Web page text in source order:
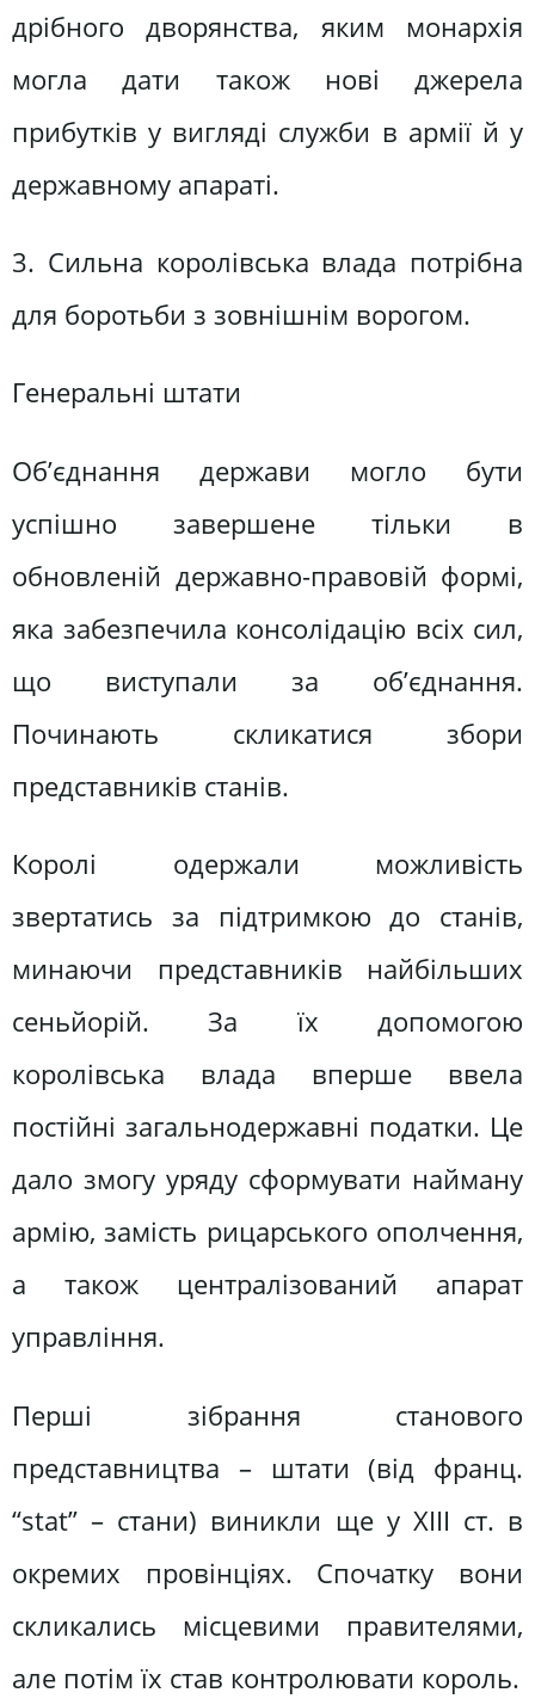
дрібного дворянства, яким монархія
могла дати також нові джерела
прибутків у вигляді служби в армії й у
державному апараті.
3. Сильна королівська влада потрібна
для боротьби з зовнішнім ворогом.
Генеральні штати
Об’єднання держави могло бути
успішно завершене тільки в
обновленій державно-правовій формі,
яка забезпечила консолідацію всіх сил,
що виступали за об’єднання.
Починають скликатися збори
представників станів.
Королі одержали можливість
звертатись за підтримкою до станів,
минаючи представників найбільших
сеньйорій. За їх допомогою
королівська влада вперше ввела
постійні загальнодержавні податки. Це
дало змогу уряду сформувати найману
армію, замість рицарського ополчення,
а також централізований апарат
управління.
Перші зібрання станового
представництва – штати (від франц.
“stаt” – стани) виникли ще у XІІІ ст. в
окремих провінціях. Спочатку вони
скликались місцевими правителями,
але потім їх став контролювати король.